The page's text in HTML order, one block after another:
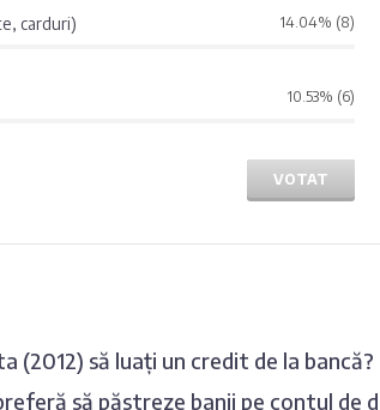
14.04% (8)
carduri)
10.53% (6)
VOTAT
(2012) să luați un credit de la bancă?
să păstreze banii pe contul de